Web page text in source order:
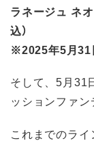
ラネージュ ネ
込）
※2025年5月31
そして、5月31
ッションファン
これまでのラ